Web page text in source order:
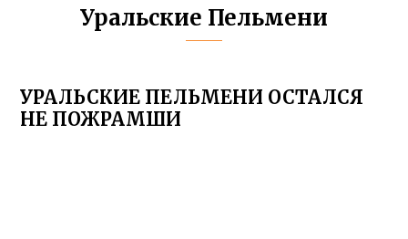
Уральские Пельмени
УРАЛЬСКИЕ ПЕЛЬМЕНИ ОСТАЛСЯ
НЕ ПОЖРАМШИ